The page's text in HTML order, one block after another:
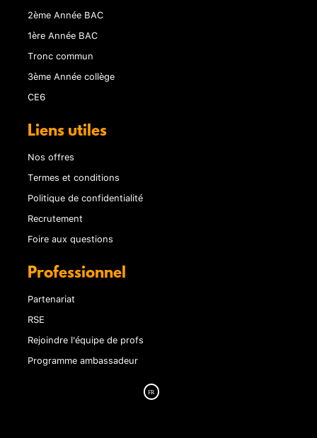
2ème Année BAC
1ère Année BAC
Tronc commun
3ème Année collège
CE6
Liens utiles
Nos offres
Termes et conditions
Politique de confidentialité
Recrutement
Foire aux questions
Professionnel
Partenariat
RSE
Rejoindre l'équipe de profs
Programme ambassadeur